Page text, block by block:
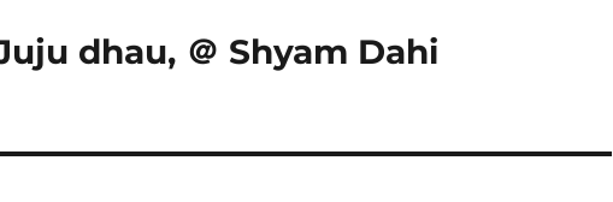
dhau, ＠ Shyam Dahi